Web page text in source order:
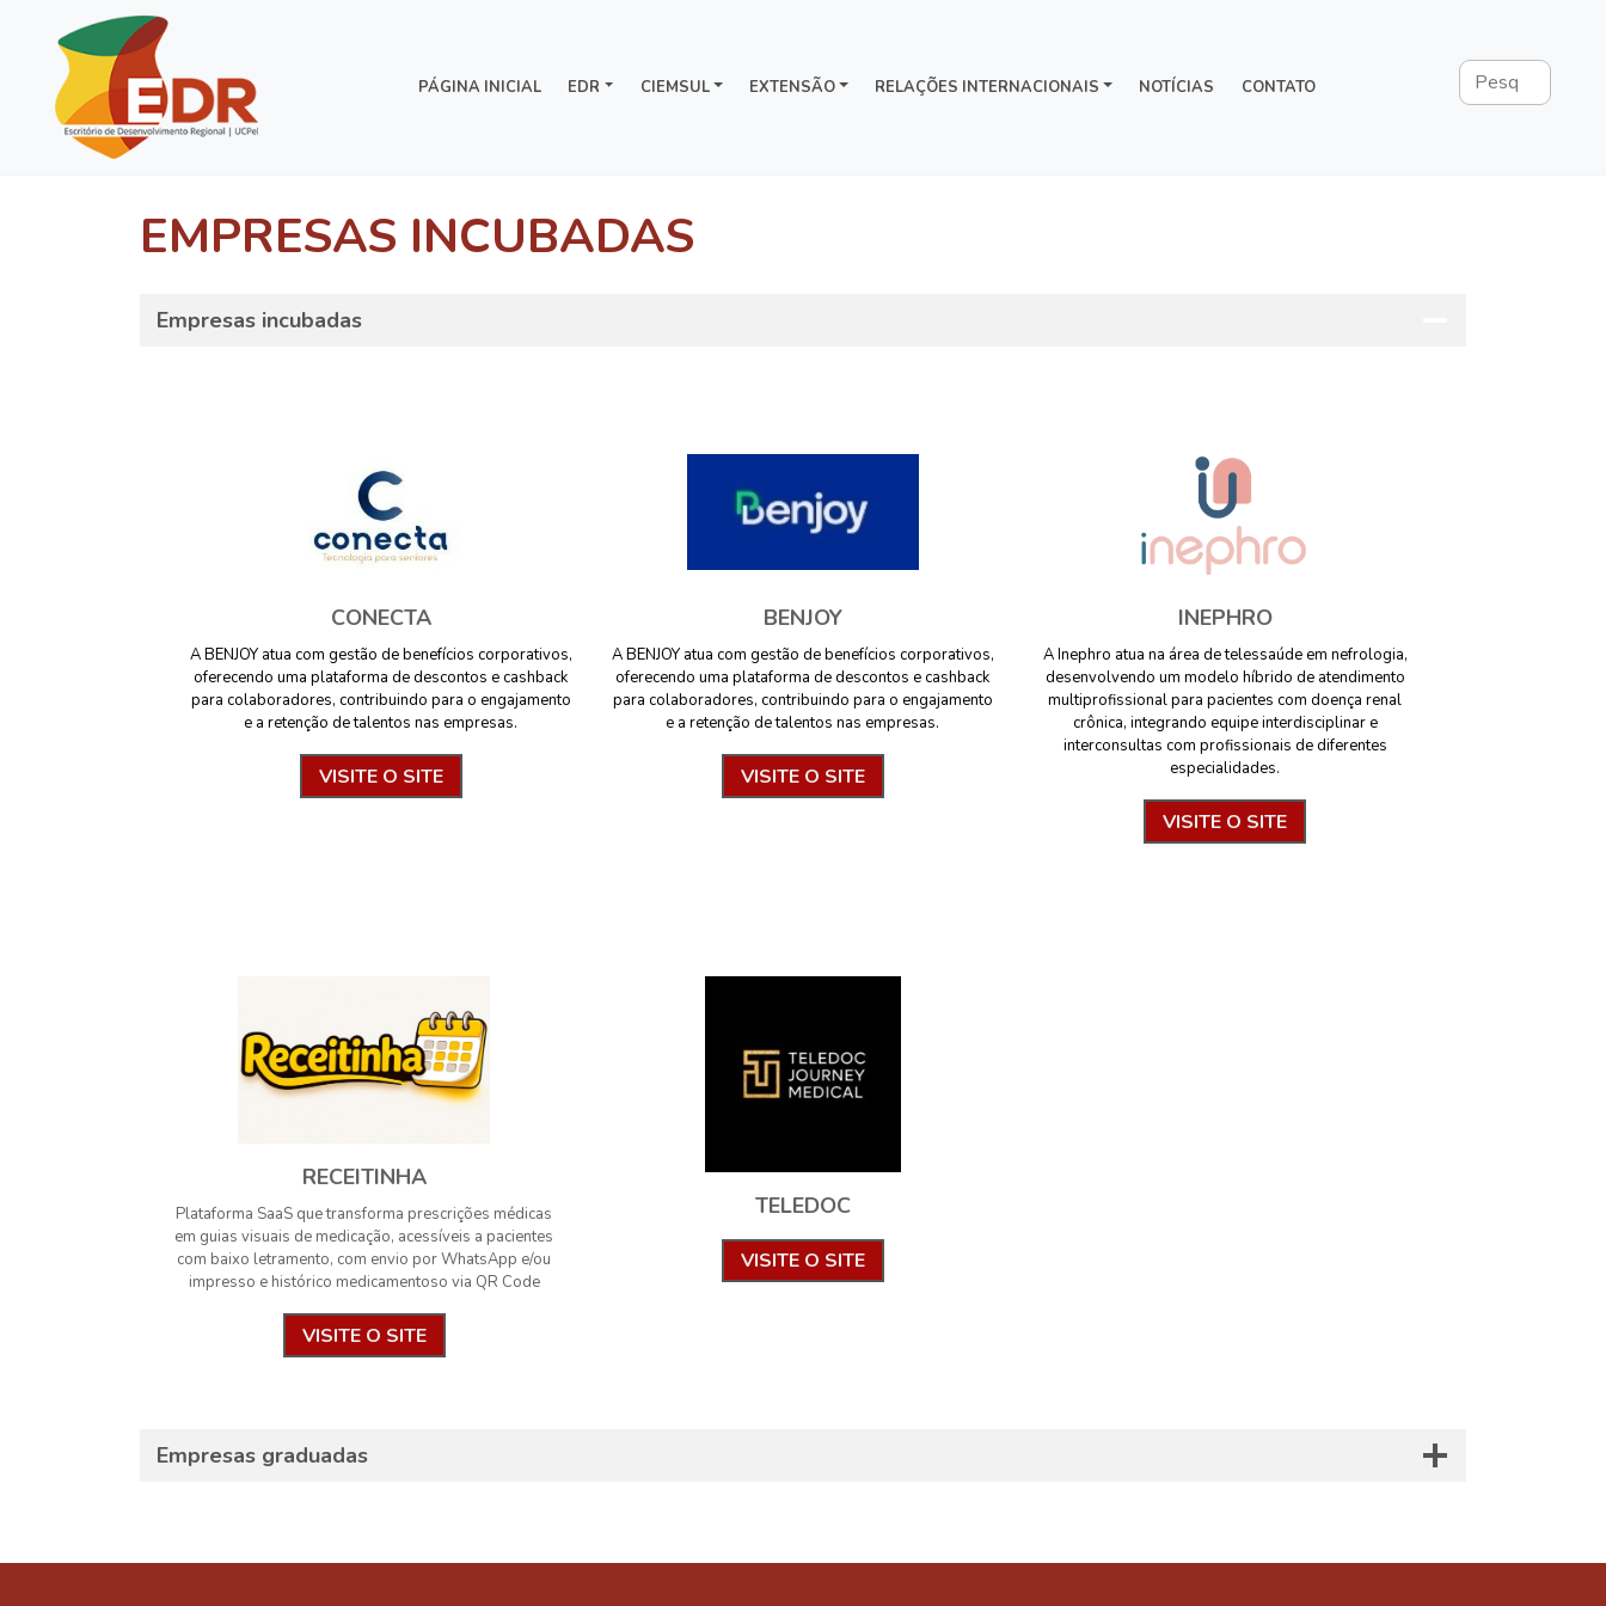
PÁGINA INICIAL EDR CIEMSUL EXTENSÃO RELAÇÕES INTERNACIONAIS NOTÍCIAS CONTATO
EMPRESAS INCUBADAS
Empresas incubadas
CONECTA
A BENJOY atua com gestão de benefícios corporativos,
oferecendo uma plataforma de descontos e cashback
para colaboradores, contribuindo para o engajamento
e a retenção de talentos nas empresas.
VISITE O SITE
BENJOY
A BENJOY atua com gestão de benefícios corporativos,
oferecendo uma plataforma de descontos e cashback
para colaboradores, contribuindo para o engajamento
e a retenção de talentos nas empresas.
VISITE O SITE
INEPHRO
A Inephro atua na área de telessaúde em nefrologia,
desenvolvendo um modelo híbrido de atendimento
multiprofissional para pacientes com doença renal
crônica, integrando equipe interdisciplinar e
interconsultas com profissionais de diferentes
especialidades.
VISITE O SITE
RECEITINHA
Plataforma SaaS que transforma prescrições médicas
em guias visuais de medicação, acessíveis a pacientes
com baixo letramento, com envio por WhatsApp e/ou
impresso e histórico medicamentoso via QR Code
VISITE O SITE
TELEDOC
VISITE O SITE
Empresas graduadas